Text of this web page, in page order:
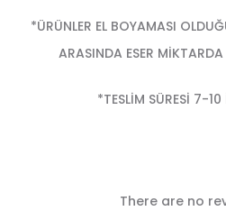
*ÜRÜNLER EL BOYAMASI
ARASINDA ESER
*TESLİM SÜRESİ 7-
There are no